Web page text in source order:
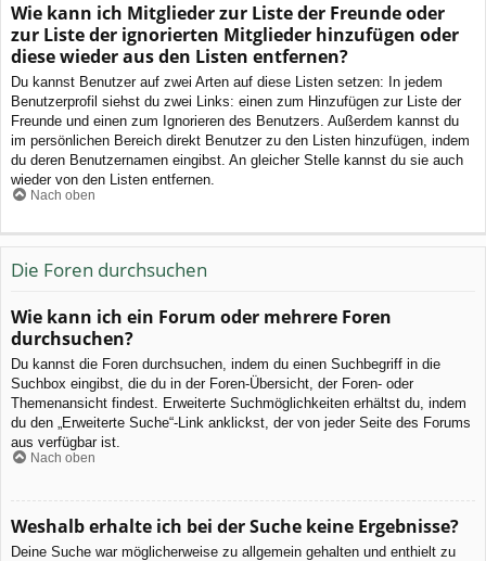
Wie kann ich Mitglieder zur Liste der Freunde oder
zur Liste der ignorierten Mitglieder hinzufügen oder
diese wieder aus den Listen entfernen?
Du kannst Benutzer auf zwei Arten auf diese Listen setzen: In jedem
Benutzerprofil siehst du zwei Links: einen zum Hinzufügen zur Liste der
Freunde und einen zum Ignorieren des Benutzers. Außerdem kannst du
im persönlichen Bereich direkt Benutzer zu den Listen hinzufügen, indem
du deren Benutzernamen eingibst. An gleicher Stelle kannst du sie auch
wieder von den Listen entfernen.
Nach oben
Die Foren durchsuchen
Wie kann ich ein Forum oder mehrere Foren
durchsuchen?
Du kannst die Foren durchsuchen, indem du einen Suchbegriff in die
Suchbox eingibst, die du in der Foren-Übersicht, der Foren- oder
Themenansicht findest. Erweiterte Suchmöglichkeiten erhältst du, indem
du den „Erweiterte Suche“-Link anklickst, der von jeder Seite des Forums
aus verfügbar ist.
Nach oben
Weshalb erhalte ich bei der Suche keine Ergebnisse?
Deine Suche war möglicherweise zu allgemein gehalten und enthielt zu